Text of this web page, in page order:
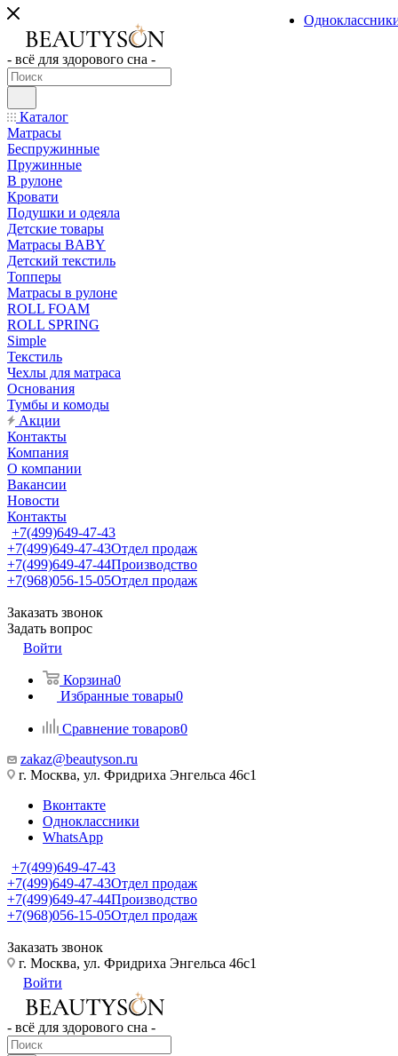
- всё для здорового сна -
Каталог
Матрасы
Беспружинные
Пружинные
В рулоне
Кровати
Подушки и одеяла
Детские товары
Матрасы BABY
Детский текстиль
Топперы
Матрасы в рулоне
ROLL FOAM
ROLL SPRING
Simple
Текстиль
Чехлы для матраса
Основания
Тумбы и комоды
Акции
Контакты
Компания
О компании
Вакансии
Новости
Контакты
+7(499)649-47-43
+7(499)649-47-43Отдел продаж
+7(499)649-47-44Производство
+7(968)056-15-05Отдел продаж
Заказать звонок
Задать вопрос
Войти
Корзина0
Избранные товары0
Сравнение товаров0
zakaz@beautyson.ru
г. Москва, ул. Фридриха Энгельса 46с1
Вконтакте
Одноклассники
WhatsApp
+7(499)649-47-43
+7(499)649-47-43Отдел продаж
+7(499)649-47-44Производство
+7(968)056-15-05Отдел продаж
Заказать звонок
г. Москва, ул. Фридриха Энгельса 46с1
Войти
- всё для здорового сна -